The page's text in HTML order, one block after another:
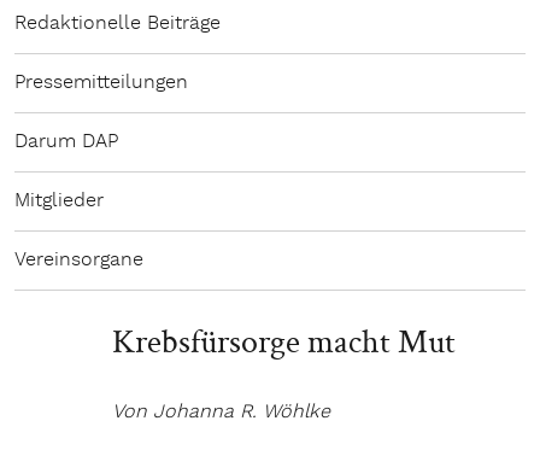
Redaktionelle Beiträge
Pressemitteilungen
Darum DAP
Mitglieder
Vereinsorgane
Krebsfürsorge macht Mut
Von Johanna R. Wöhlke